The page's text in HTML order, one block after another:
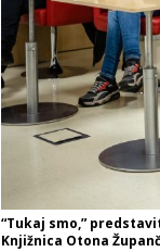
“Tukaj smo,”
Knjižnica Otona